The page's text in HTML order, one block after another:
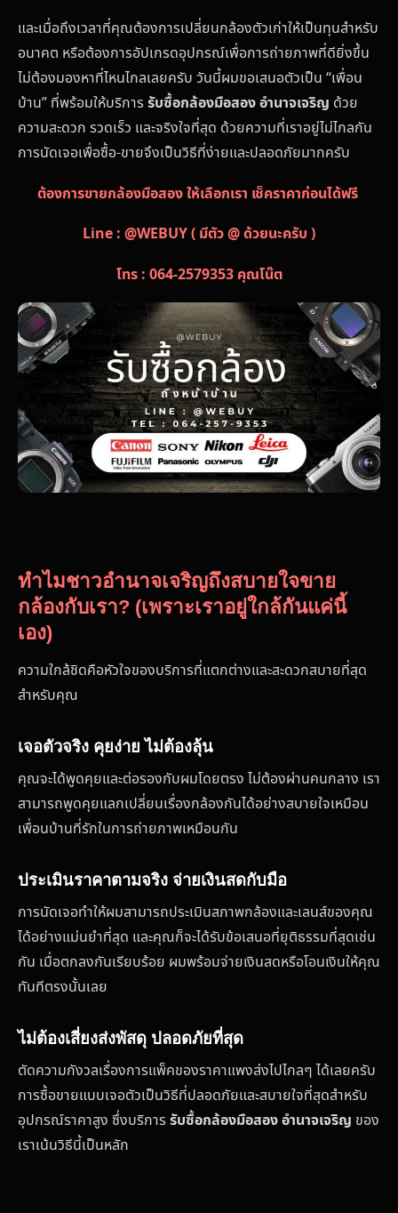
และเมื่อถึงเวลาที่คุณต้องการเปลี่ยนกล้องตัวเก่าให้เป็นทุนสำหรับ
อนาคต หรือต้องการอัปเกรดอุปกรณ์เพื่อการถ่ายภาพที่ดียิ่งขึ้น
ไม่ต้องมองหาที่ไหนไกลเลยครับ วันนี้ผมขอเสนอตัวเป็น “เพื่อน
บ้าน” ที่พร้อมให้บริการรับซื้อกล้องมือสอง อำนาจเจริญ ด้วย
ความสะดวก รวดเร็ว และจริงใจที่สุด ด้วยความที่เราอยู่ไม่ไกลกัน
การนัดเจอเพื่อซื้อ-ขายจึงเป็นวิธีที่ง่ายและปลอดภัยมากครับ
ต้องการขายกล้องมือสอง ให้เลือกเรา เช็คราคาก่อนได้ฟรี
Line : @WEBUY ( มีตัว @ ด้วยนะครับ )
โทร : 064-2579353 คุณโน๊ต
ทำไมชาวอำนาจเจริญถึงสบายใจขาย
กล้องกับเรา? (เพราะเราอยู่ใกล้กันแค่นี้
เอง)
ความใกล้ชิดคือหัวใจของบริการที่แตกต่างและสะดวกสบายที่สุด
สำหรับคุณ
เจอตัวจริง คุยง่าย ไม่ต้องลุ้น
คุณจะได้พูดคุยและต่อรองกับผมโดยตรง ไม่ต้องผ่านคนกลาง เรา
สามารถพูดคุยแลกเปลี่ยนเรื่องกล้องกันได้อย่างสบายใจเหมือน
เพื่อนบ้านที่รักในการถ่ายภาพเหมือนกัน
ประเมินราคาตามจริง จ่ายเงินสดกับมือ
การนัดเจอทำให้ผมสามารถประเมินสภาพกล้องและเลนส์ของคุณ
ได้อย่างแม่นยำที่สุด และคุณก็จะได้รับข้อเสนอที่ยุติธรรมที่สุดเช่น
กัน เมื่อตกลงกันเรียบร้อย ผมพร้อมจ่ายเงินสดหรือโอนเงินให้คุณ
ทันทีตรงนั้นเลย
ไม่ต้องเสี่ยงส่งพัสดุ ปลอดภัยที่สุด
ตัดความกังวลเรื่องการแพ็คของราคาแพงส่งไปไกลๆ ได้เลยครับ
การซื้อขายแบบเจอตัวเป็นวิธีที่ปลอดภัยและสบายใจที่สุดสำหรับ
อุปกรณ์ราคาสูง ซึ่งบริการรับซื้อกล้องมือสอง อำนาจเจริญ ของ
เราเน้นวิธีนี้เป็นหลัก